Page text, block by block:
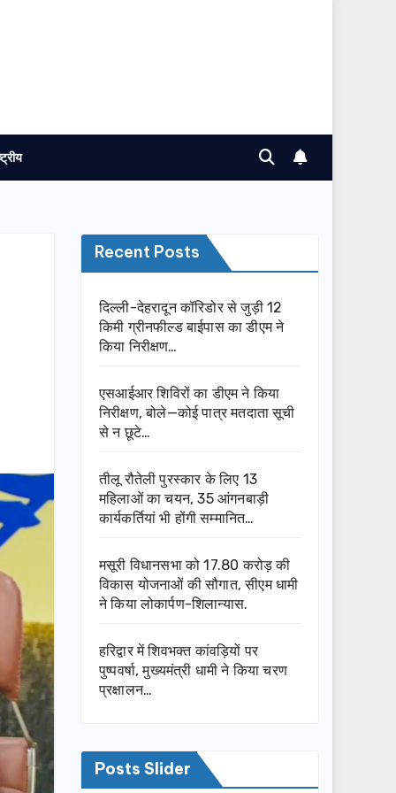
Recent Posts
दिल्ली-देहरादून कॉरिडोर से जुड़ी 12
किमी ग्रीनफील्ड बाईपास का डीएम ने
किया निरीक्षण…
एसआईआर शिविरों का डीएम ने किया
निरीक्षण, बोले—कोई पात्र मतदाता सूची
से न छूटे…
तीलू रौतेली पुरस्कार के लिए 13
महिलाओं का चयन, 35 आंगनबाड़ी
कार्यकर्तियां भी होंगी सम्मानित…
मसूरी विधानसभा को 17.80 करोड़ की
विकास योजनाओं की सौगात, सीएम धामी
ने किया लोकार्पण-शिलान्यास.
हरिद्वार में शिवभक्त कांवड़ियों पर
पुष्पवर्षा, मुख्यमंत्री धामी ने किया चरण
प्रक्षालन…
Posts Slider